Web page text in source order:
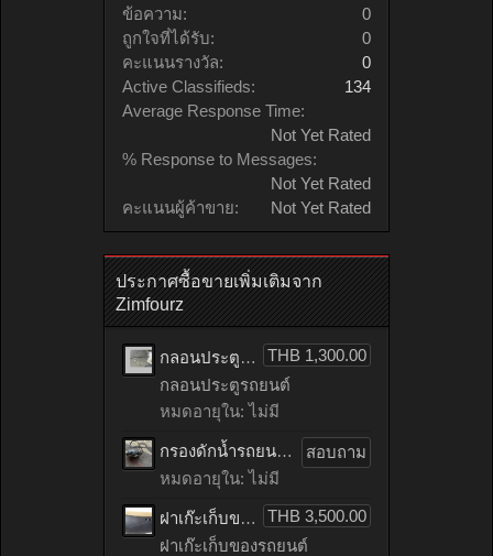
ข้อความ:
0
ถูกใจที่ได้รับ:
0
คะแนนรางวัล:
0
Active Classifieds:
134
Average Response Time:
Not Yet Rated
% Response to Messages:
Not Yet Rated
คะแนนผู้ค้าขาย:
Not Yet Rated
ประกาศซื้อขายเพิ่มเติมจาก
Zimfourz
THB 1,300.00
กลอนประตูรถยนต์ HONDA accord เก่าญี่ปุ่น
กลอนประตูรถยนต์
หมดอายุใน: ไม่มี
สอบถาม
กรองดักน้ำรถยนต์ toyota TIGER เก่าญี่ปุ่น
หมดอายุใน: ไม่มี
THB 3,500.00
ฝาเก๊ะเก็บของรถยนต์ benz C200 CGI เก่าญี่ปุ่น
ฝาเก๊ะเก็บของรถยนต์